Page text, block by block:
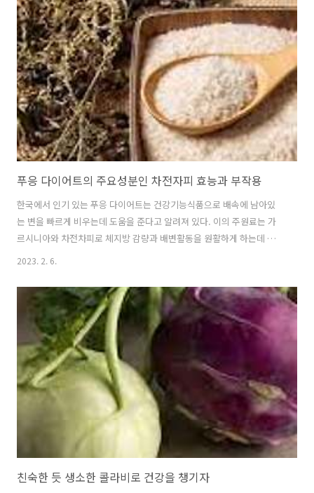
은 것 아니었어? 말차와 녹차를 구분할 때 말차의 색과 맛이 조금 더 진한
것 외에는 다른 점이 없어 보인다. 하지만 이 둘은 제조법부터 차이가 존
재한다. 말차는 차 나무 위에 15~20일간 검은 차양막을 씌워 햇빛을 차
단하는 차광재배 과정을 거쳐 재배된다. 녹차는 차밭에서 자연 그대..
푸응 다이어트의 주요성분인 차전자피 효능과 부작용
한국에서 인기 있는 푸응 다이어트는 건강기능식품으로 배속에 남아있
는 변을 빠르게 비우는데 도움을 준다고 알려져 있다. 이의 주원료는 가
르시니아와 차전차피로 체지방 감량과 배변활동을 원활하게 하는데 도
움을 준다. 이중 다량의 식이섬유를 함유한 차전자피에 대해 조금 더 자
전자피로 챙기자차전자피의 주의사항 및 부작용차전자피 언제 어떻게
먹어야 할까차전자피가 무엇일까차전자피는 차전초라고 불리며 봄, 여
름에는 어린 순을 채집하여 나물로 먹고, 가을에 나는 씨를 햇볕에 말려
약으로도 쓴다. 차전자피는 질경이과에 속한 다년생초본인 질경이의 성
숙한 종자를 건조한 것이다. 차전자의 껍질을 차전자피라고 한다. 다시
말해 질경이 씨악의 껍질이다. 이는 식이섬..
2023. 2. 6.
친숙한 듯 생소한 콜라비로 건강을 챙기자